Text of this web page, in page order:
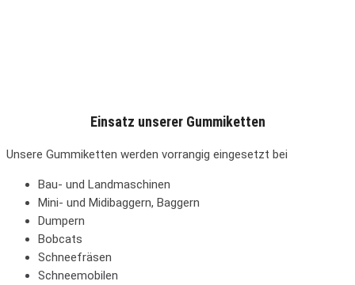
Einsatz unserer Gummiketten
Unsere Gummiketten werden vorrangig eingesetzt bei
Bau- und Landmaschinen
Mini- und Midibaggern, Baggern
Dumpern
Bobcats
Schneefräsen
Schneemobilen